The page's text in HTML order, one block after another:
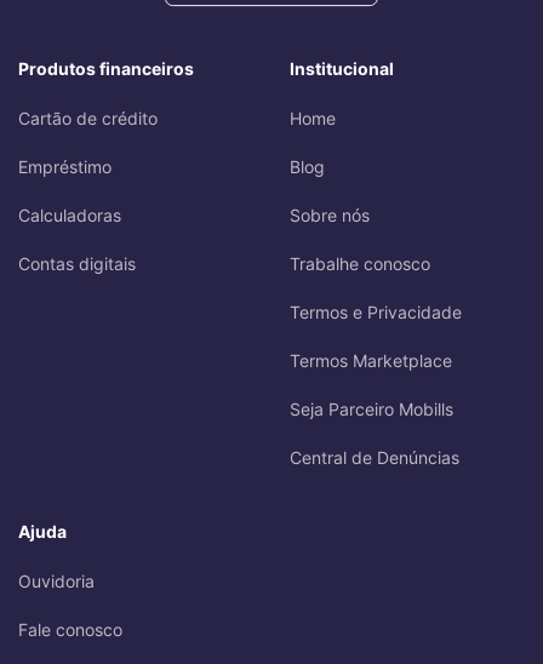
Produtos financeiros
Cartão de crédito
Empréstimo
Calculadoras
Contas digitais
Institucional
Home
Blog
Sobre nós
Trabalhe conosco
Termos e Privacidade
Termos Marketplace
Seja Parceiro Mobills
Central de Denúncias
Ajuda
Ouvidoria
Fale conosco